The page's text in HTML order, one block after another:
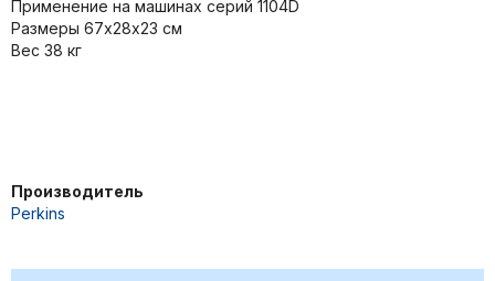
Применение на машинах серий 1104D
Размеры 67х28х23 см
Вес 38 кг
Производитель
Perkins